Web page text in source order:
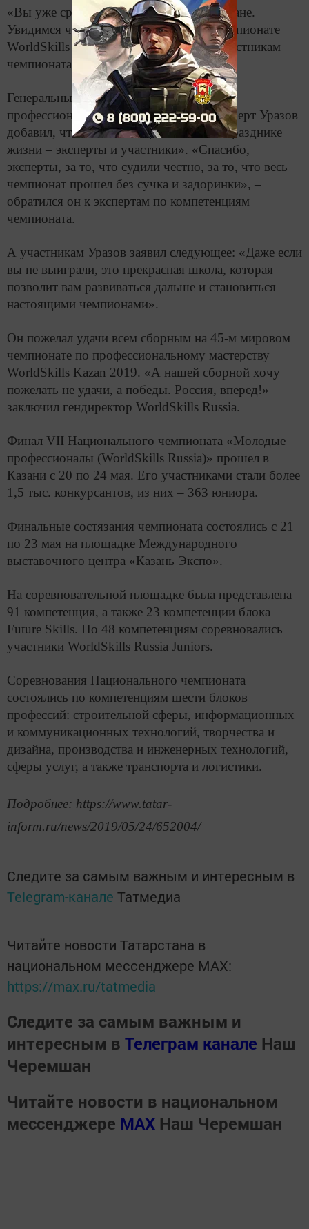
«Вы уже среди лучших из лучших в стране.
Увидимся через 90 дней на мировом чемпионате
WorldSkills в Казани», – сказал Хоуи участникам
чемпионата.
Генеральный директор Союза «Молодые
профессионалы (WorldSkills Russia)» Роберт Уразов
добавил, что «главные игроки на этом празднике
жизни – эксперты и участники». «Спасибо,
эксперты, за то, что судили честно, за то, что весь
чемпионат прошел без сучка и задоринки», –
обратился он к экспертам по компетенциям
чемпионата.
А участникам Уразов заявил следующее: «Даже если
вы не выиграли, это прекрасная школа, которая
позволит вам развиваться дальше и становиться
настоящими чемпионами».
Он пожелал удачи всем сборным на 45-м мировом
чемпионате по профессиональному мастерству
WorldSkills Kazan 2019. «А нашей сборной хочу
пожелать не удачи, а победы. Россия, вперед!» –
заключил гендиректор WorldSkills Russia.
Финал VII Национального чемпионата «Молодые
профессионалы (WorldSkills Russia)» прошел в
Казани с 20 по 24 мая. Его участниками стали более
1,5 тыс. конкурсантов, из них – 363 юниора.
Финальные состязания чемпионата состоялись с 21
по 23 мая на площадке Международного
выставочного центра «Казань Экспо».
На соревновательной площадке была представлена
91 компетенция, а также 23 компетенции блока
Future Skills. По 48 компетенциям соревновались
участники WorldSkills Russia Juniors.
Соревнования Национального чемпионата
состоялись по компетенциям шести блоков
профессий: строительной сферы, информационных
и коммуникационных технологий, творчества и
дизайна, производства и инженерных технологий,
сферы услуг, а также транспорта и логистики.
Подробнее: https://www.tatar-
inform.ru/news/2019/05/24/652004/
Следите за самым важным и интересным в
Telegram-канале Татмедиа
Читайте новости Татарстана в
национальном мессенджере MАХ:
https://max.ru/tatmedia
Следите за самым важным и
интересным в Телеграм канале Наш
Черемшан
Читайте новости в национальном
мессенджере MАХ Наш Черемшан